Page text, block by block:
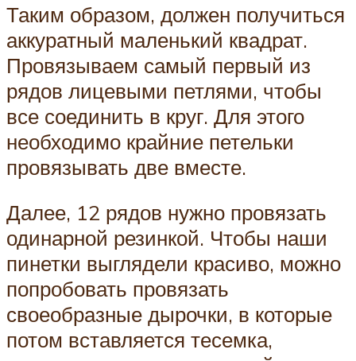
Таким образом, должен получиться
аккуратный маленький квадрат.
Провязываем самый первый из
рядов лицевыми петлями, чтобы
все соединить в круг. Для этого
необходимо крайние петельки
провязывать две вместе.
Далее, 12 рядов нужно провязать
одинарной резинкой. Чтобы наши
пинетки выглядели красиво, можно
попробовать провязать
своеобразные дырочки, в которые
потом вставляется тесемка,